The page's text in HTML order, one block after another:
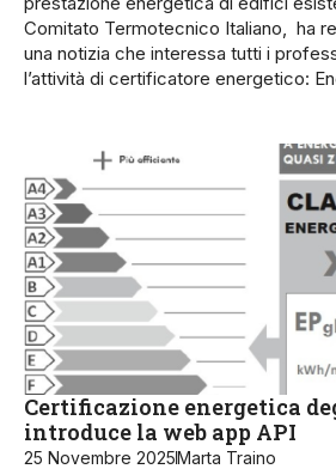
Comitato Termotecnico Italiano, ha
una notizia che interessa tutti i
l’attività di certificatore energetico:
Certificazione energetica
introduce la web app API
25 Novembre 2025Marta Traino